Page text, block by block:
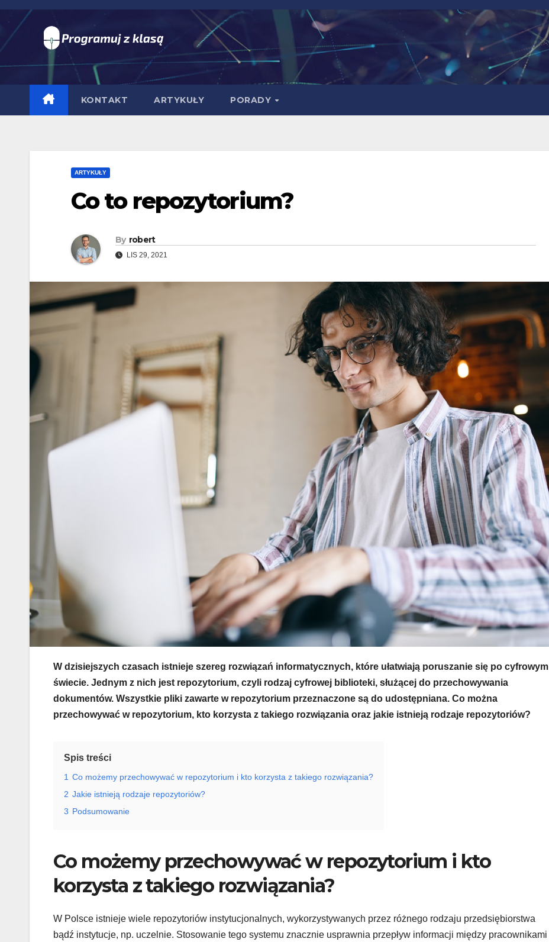
Skip
content
KONTAKT ARTYKUŁY PORADY
ARTYKUŁY
Co to repozytorium?
By robert
LIS 29, 2021
W dzisiejszych czasach istnieje szereg rozwiązań informatycznych, które ułatwiają poruszanie się po cyfrowym
świecie. Jednym z nich jest repozytorium, czyli rodzaj cyfrowej biblioteki, służącej do przechowywania
dokumentów. Wszystkie pliki zawarte w repozytorium przeznaczone są do udostępniana. Co można
przechowywać w repozytorium, kto korzysta z takiego rozwiązania oraz jakie istnieją rodzaje repozytoriów?
Spis treści
1 Co możemy przechowywać w repozytorium i kto korzysta z takiego rozwiązania?
2 Jakie istnieją rodzaje repozytoriów?
3 Podsumowanie
Co możemy przechowywać w repozytorium i kto
korzysta z takiego rozwiązania?
W Polsce istnieje wiele repozytoriów instytucjonalnych, wykorzystywanych przez różnego rodzaju przedsiębiorstwa
bądź instytucje, np. uczelnie. Stosowanie tego systemu znacznie usprawnia przepływ informacji między pracownikami